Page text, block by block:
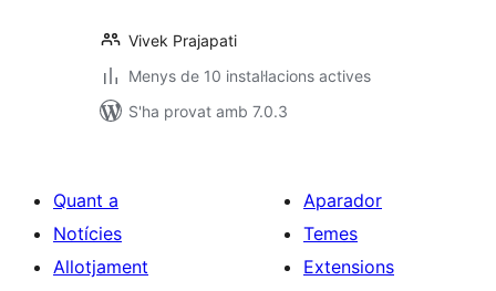
Vivek Prajapati
Menys de 10 instal·lacions actives
S'ha provat amb 7.0.3
Quant a
Notícies
Allotjament
Aparador
Temes
Extensions